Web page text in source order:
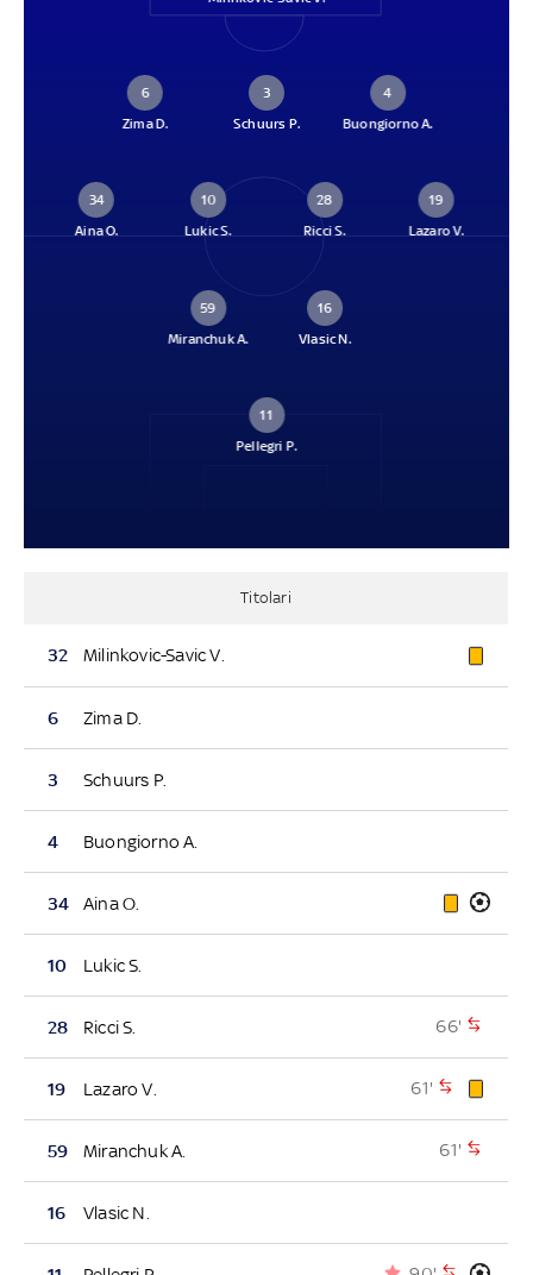
6
Zima D.
3
Schuurs P.
4
Buongiorno A.
34
Aina O.
10
Lukic S.
28
Ricci S.
19
Lazaro V.
16
Vlasic N.
59
Miranchuk A.
11
Pellegri P.
Titolari
32 Milinkovic-Savic V.
6 Zima D.
3 Schuurs P.
4 Buongiorno A.
34 Aina O.
10 Lukic S.
28 Ricci S. 66'
19 Lazaro V. 61'
59 Miranchuk A. 61'
16 Vlasic N.